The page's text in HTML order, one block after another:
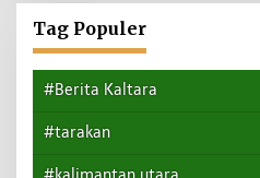
Tag Populer
#Berita Kaltara
#tarakan